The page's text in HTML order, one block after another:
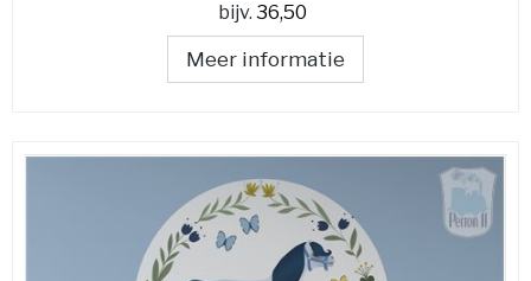
bijv. 36,50
Meer informatie